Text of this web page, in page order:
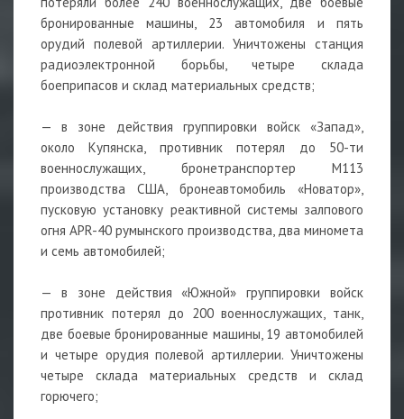
бронированные машины, 23 автомобиля и пять
орудий полевой артиллерии. Уничтожены станция
радиоэлектронной борьбы, четыре склада
боеприпасов и склад материальных средств;
— в зоне действия группировки войск «Запад»,
около Купянска, противник потерял до 50-ти
военнослужащих, бронетранспортер М113
производства США, бронеавтомобиль «Новатор»,
пусковую установку реактивной системы залпового
огня APR-40 румынского производства, два миномета
и семь автомобилей;
— в зоне действия «Южной» группировки войск
противник потерял до 200 военнослужащих, танк,
две боевые бронированные машины, 19 автомобилей
и четыре орудия полевой артиллерии. Уничтожены
четыре склада материальных средств и склад
горючего;